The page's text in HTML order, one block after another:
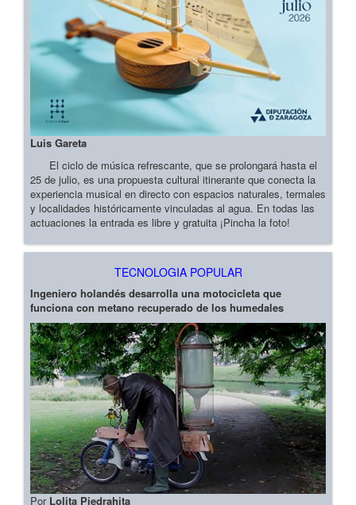
Luis Gareta
El ciclo de música refrescante, que se prolongará hasta el
25 de julio, es una propuesta cultural itinerante que conecta la
experiencia musical en directo con espacios naturales, termales
y localidades históricamente vinculadas al agua. En todas las
actuaciones la entrada es libre y gratuita ¡Pincha la foto!
TECNOLOGIA POPULAR
Ingeniero holandés desarrolla una motocicleta que
funciona con metano recuperado de los humedales
Por Lolita Piedrahita